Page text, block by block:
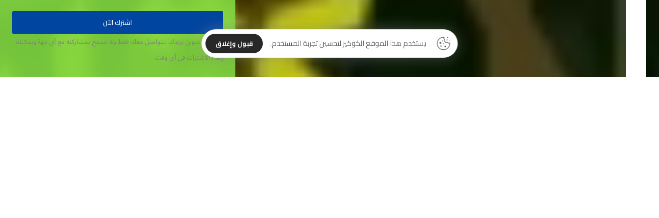
يستخدم هذا الموقع الكوكيز لتحسين تجربة المستخدم. قبول وإغلاق
اشترك الآن
نستخدم عنوان بريدك للتواصل معك فقط ولا نسمح بمشاركته مع أي جهةويمكنك
إلغاء الاشتراك في أي وقت